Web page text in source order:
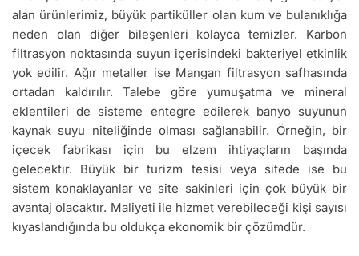
alan ürünlerimiz, büyük partiküller olan kum ve bulanıklığa
neden olan diğer bileşenleri kolayca temizler. Karbon
filtrasyon noktasında suyun içerisindeki bakteriyel etkinlik
yok edilir. Ağır metaller ise Mangan filtrasyon safhasında
ortadan kaldırılır. Talebe göre yumuşatma ve mineral
eklentileri de sisteme entegre edilerek banyo suyunun
kaynak suyu niteliğinde olması sağlanabilir. Örneğin, bir
içecek fabrikası için bu elzem ihtiyaçların başında
gelecektir. Büyük bir turizm tesisi veya sitede ise bu
sistem konaklayanlar ve site sakinleri için çok büyük bir
avantaj olacaktır. Maliyeti ile hizmet verebileceği kişi sayısı
kıyaslandığında bu oldukça ekonomik bir çözümdür.